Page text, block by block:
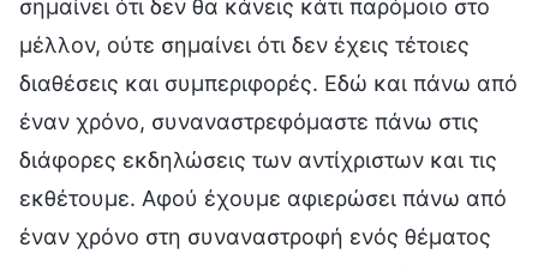
σημαίνει ότι δεν θα κάνεις κάτι παρόμοιο στο
μέλλον, ούτε σημαίνει ότι δεν έχεις τέτοιες
διαθέσεις και συμπεριφορές. Εδώ και πάνω από
έναν χρόνο, συναναστρεφόμαστε πάνω στις
διάφορες εκδηλώσεις των αντίχριστων και τις
εκθέτουμε. Αφού έχουμε αφιερώσει πάνω από
έναν χρόνο στη συναναστροφή ενός θέματος